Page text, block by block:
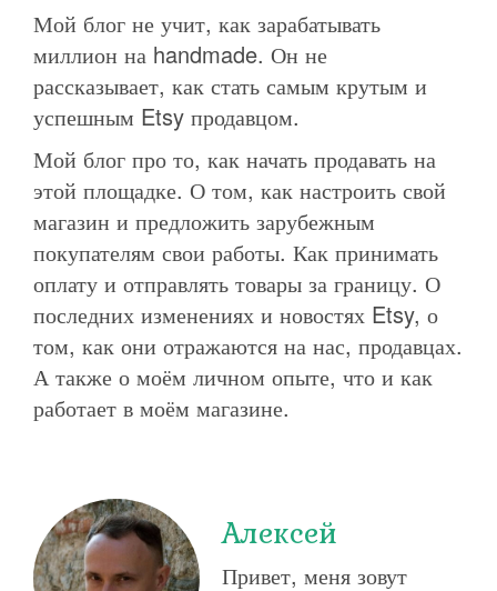
Мой блог не учит, как зарабатывать
миллион на handmade. Он не
рассказывает, как стать самым крутым и
успешным Etsy продавцом.
Мой блог про то, как начать продавать на
этой площадке. О том, как настроить свой
магазин и предложить зарубежным
покупателям свои работы. Как принимать
оплату и отправлять товары за границу. О
последних изменениях и новостях Etsy, о
том, как они отражаются на нас, продавцах.
А также о моём личном опыте, что и как
работает в моём магазине.
Алексей
Привет, меня зовут